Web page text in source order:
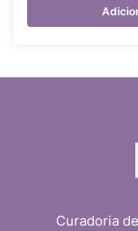
Curadoria